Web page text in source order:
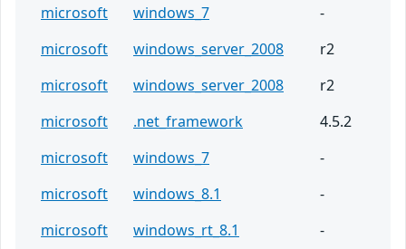
microsoft
windows_7
-
microsoft
windows_server_2008
r2
microsoft
windows_server_2008
r2
microsoft
.net_framework
4.5.2
microsoft
windows_7
-
microsoft
windows_8.1
-
microsoft
windows_rt_8.1 -